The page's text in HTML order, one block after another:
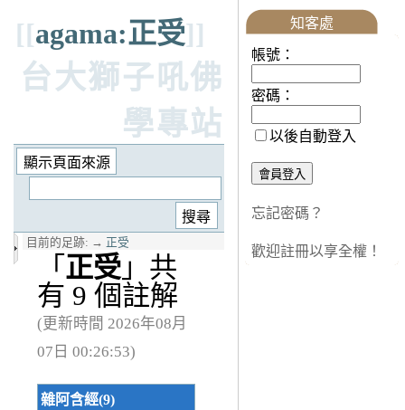
[[agama:正受]]
台大獅子吼佛
學專站
目前的足跡: → 正受
「 正受 」共
有 9 個註解
(更新時間 2026年08月
07日 00:26:53)
雜阿含經(9)
知客處
帳號：
密碼：
以後自動登入
忘記密碼？
歡迎註冊以享全權！